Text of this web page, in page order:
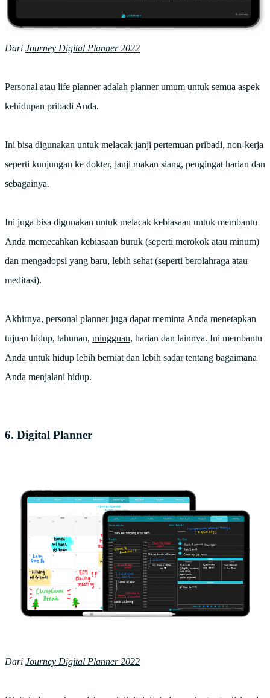
Dari Journey Digital Planner 2022
Personal atau life planner adalah planner umum untuk semua aspek
kehidupan pribadi Anda.
Ini bisa digunakan untuk melacak janji pertemuan pribadi, non-kerja
seperti kunjungan ke dokter, janji makan siang, pengingat harian dan
sebagainya.
Ini juga bisa digunakan untuk melacak kebiasaan untuk membantu
Anda memecahkan kebiasaan buruk (seperti merokok atau minum)
dan mengadopsi yang baru, lebih sehat (seperti berolahraga atau
meditasi).
Akhirnya, personal planner juga dapat meminta Anda menetapkan
tujuan hidup, tahunan, mingguan, harian dan lainnya. Ini membantu
Anda untuk hidup lebih berniat dan lebih sadar tentang bagaimana
Anda menjalani hidup.
6. Digital Planner
Dari Journey Digital Planner 2022